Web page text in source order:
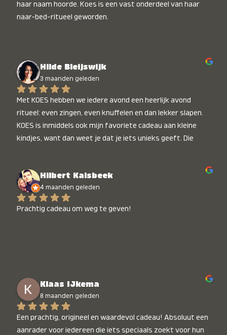
haar naam hoorde. Koes is een vast onderdeel van haar
naar-bed-ritueel geworden.
Hilde Bleijswijk
3 maanden geleden
Met KOES hebben we iedere avond een heerlijk avond
ritueel: even zingen, even knuffelen en dan lekker slapen.
KOES is inmiddels ook mijn favoriete cadeau aan kleine
kindjes, want dan weet je dat je iets unieks geeft. Die
Hilbert Kalsbeek
4 maanden geleden
Prachtig cadeau om weg te geven!
Klaas IJkema
8 maanden geleden
Een prachtig, origineel en waardevol cadeau! Absoluut een
aanrader voor iedereen die iets speciaals zoekt voor hun